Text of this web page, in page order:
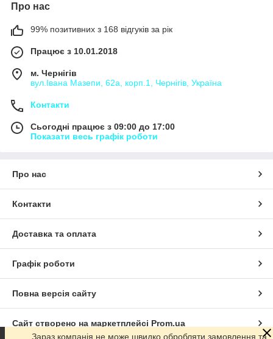
Про нас
99% позитивних з 168 відгуків за рік
Працює з 10.01.2018
м. Чернігів
вул.Івана Мазепи, 62а, корп.1, Чернігів, Україна
Контакти
Сьогодні працює з 09:00 до 17:00
Показати весь графік роботи
Про нас
Контакти
Доставка та оплата
Графік роботи
Повна версія сайту
Сайт створено на маркетплейсі Prom.ua
Зараз компанія не може швидко обробляти замовлення та